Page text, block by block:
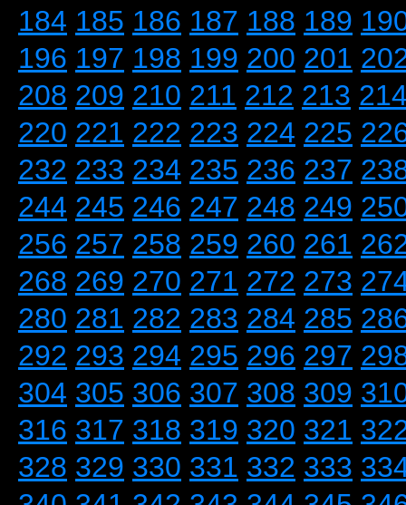
184 185 186 187 188 189
196 197 198 199 200 201
208 209 210 211 212 213
220 221 222 223 224 225
232 233 234 235 236 237
244 245 246 247 248 249
256 257 258 259 260 261
268 269 270 271 272 273
280 281 282 283 284 285
292 293 294 295 296 297
304 305 306 307 308 309
316 317 318 319 320 321
328 329 330 331 332 333